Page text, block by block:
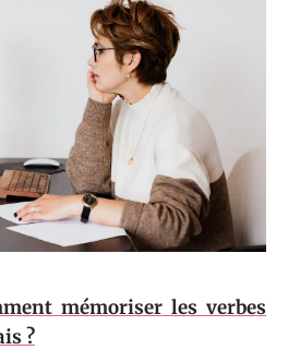
mémoriser les verbes
?